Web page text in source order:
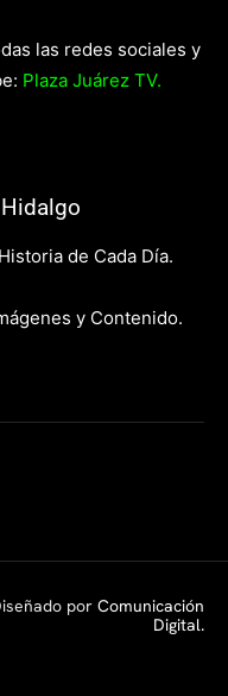
las redes sociales y
Plaza Juárez TV.
de Cada Día.
y Contenido.
por Comunicación
Digital.